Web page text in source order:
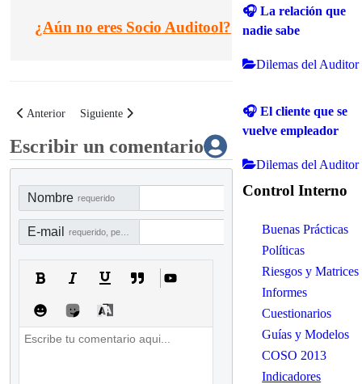
¿Aún no eres Socio Auditool?
Artículo anterior: Modelo de Indicadores de Gestión de la Dirección de
Anterior Artículo siguiente: Modelo de indicadores para las redes
Siguiente
Escribir un comentario
Nombre requerido
E-mail
🎧 La relación que
nadie sabe
Dilemas del Auditor
🎧 El cliente que se
vuelve empleador
Dilemas del Auditor
Control Interno
Buenas Prácticas
Políticas
Riesgos y Matrices
Informes
Cuestionarios
Guías y Modelos
COSO 2013
Indicadores